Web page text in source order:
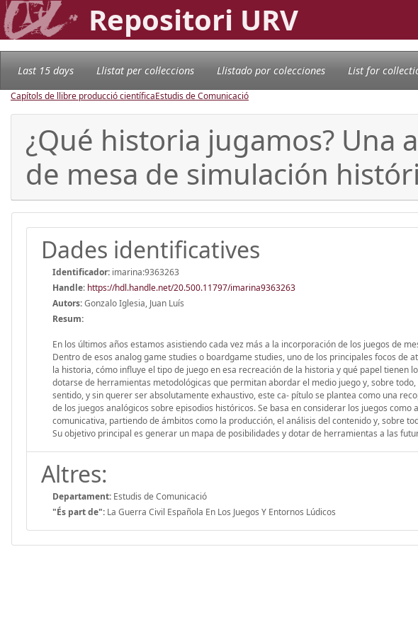
Repositori URV
Last 15 days Llistat per col·leccions Llistado por colecciones List for
Capítols de llibre producció científicaEstudis de Comunicació
¿Qué historia jugamos? Una
de mesa de simulación
Dades identificatives
Identificador: imarina:9363263
Handle: https://hdl.handle.net/20.500.11797/imarina9363263
Autors:Gonzalo Iglesia, Juan Luís
Resum:
En los últimos años estamos asistiendo cada vez más a la incorporación de los juegos de
Dentro de esos analog game studies o boardgame studies, uno de los principales focos de
la historia, cómo influye el tipo de juego en esa recreación de la historia y qué papel tienen
dotarse de herramientas metodológicas que permitan abordar el medio juego y, sobre
sentido, y sin querer ser absolutamente exhaustivo, este ca- pítulo se plantea como una
de los juegos analógicos sobre episodios históricos. Se basa en considerar los juegos
comunicativa, partiendo de ámbitos como la producción, el análisis del contenido y, sobre
Su objetivo principal es generar un mapa de posibilidades y dotar de herramientas a las
Altres:
Departament: Estudis de Comunicació
"És part de": La Guerra Civil Española En Los Juegos Y Entornos Lúdicos